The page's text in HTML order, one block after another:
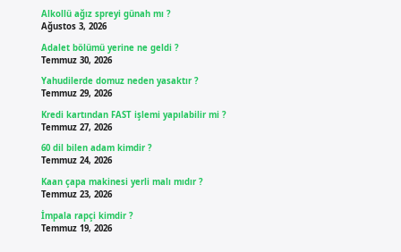
Alkollü ağız spreyi günah mı ?
Ağustos 3, 2026
Adalet bölümü yerine ne geldi ?
Temmuz 30, 2026
Yahudilerde domuz neden yasaktır ?
Temmuz 29, 2026
Kredi kartından FAST işlemi yapılabilir mi ?
Temmuz 27, 2026
60 dil bilen adam kimdir ?
Temmuz 24, 2026
Kaan çapa makinesi yerli malı mıdır ?
Temmuz 23, 2026
İmpala rapçi kimdir ?
Temmuz 19, 2026